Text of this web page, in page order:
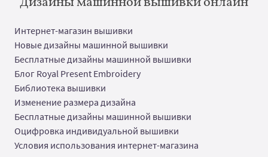
Интернет-магазин вышивки
Новые дизайны машинной вышивки
Бесплатные дизайны машинной вышивки
Блог Royal Present Embroidery
Библиотека вышивки
Изменение размера дизайна
Бесплатные дизайны машинной вышивки
Оцифровка индивидуальной вышивки
Условия использования интернет-магазина